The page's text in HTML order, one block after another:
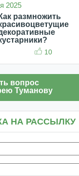
2025
Как размножить
10
вопрос
Туманову
НА РАССЫЛКУ